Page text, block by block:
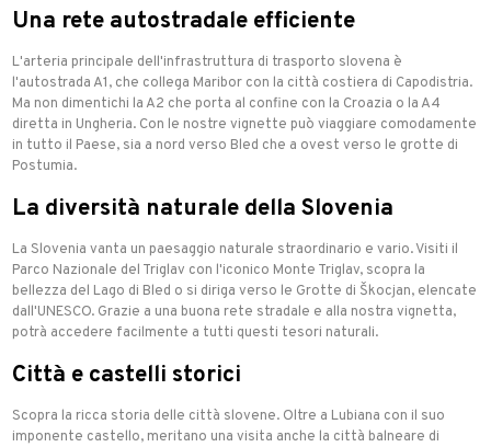
Una rete autostradale efficiente
L'arteria principale dell'infrastruttura di trasporto slovena è
l'autostrada A1, che collega Maribor con la città costiera di Capodistria.
Ma non dimentichi la A2 che porta al confine con la Croazia o la A4
diretta in Ungheria. Con le nostre vignette può viaggiare comodamente
in tutto il Paese, sia a nord verso Bled che a ovest verso le grotte di
Postumia.
La diversità naturale della Slovenia
La Slovenia vanta un paesaggio naturale straordinario e vario. Visiti il
Parco Nazionale del Triglav con l'iconico Monte Triglav, scopra la
bellezza del Lago di Bled o si diriga verso le Grotte di Škocjan, elencate
dall'UNESCO. Grazie a una buona rete stradale e alla nostra vignetta,
potrà accedere facilmente a tutti questi tesori naturali.
Città e castelli storici
Scopra la ricca storia delle città slovene. Oltre a Lubiana con il suo
imponente castello, meritano una visita anche la città balneare di